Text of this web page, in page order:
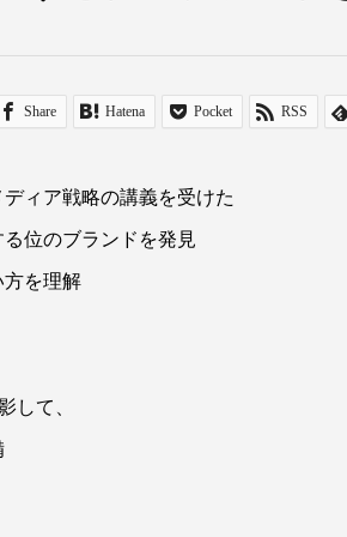
Share Hatena Pocket RSS
ィア戦略の講義を受けた
位のブランドを発見
方を理解
して、